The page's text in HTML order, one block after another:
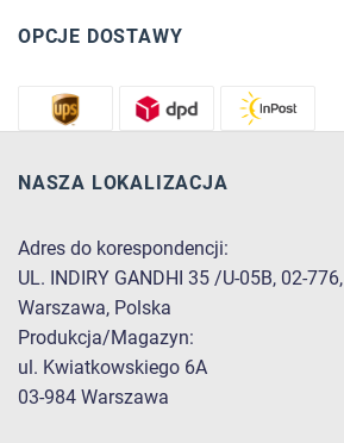
OPCJE DOSTAWY
NASZA LOKALIZACJA
Adres do korespondencji:
UL. INDIRY GANDHI 35 /U-05B, 02-776,
Warszawa, Polska
Produkcja/Magazyn:
ul. Kwiatkowskiego 6A
03-984 Warszawa